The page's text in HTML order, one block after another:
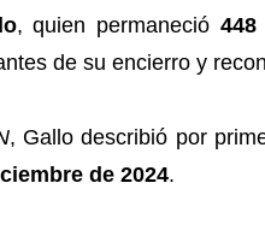
, quien permaneció 448
de su encierro y
, Gallo describió por
de 2024.